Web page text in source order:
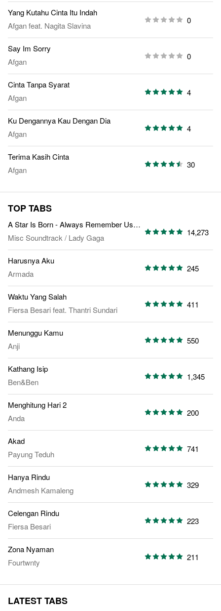
Yang Kutahu Cinta Itu Indah
Afganfeat. Nagita Slavina
0
Say Im Sorry
Afgan
0
Cinta Tanpa Syarat
Afgan
4
Ku Dengannya Kau Dengan Dia
Afgan
4
Terima Kasih Cinta
Afgan
30
TOP TABS
A Star Is Born - Always Remember Us This Way
Misc Soundtrack/ Lady Gaga
14,273
Harusnya Aku
Armada
245
Waktu Yang Salah
Fiersa Besarifeat. Thantri Sundari
411
Menunggu Kamu
Anji
550
Kathang Isip
Ben&Ben
1,345
Menghitung Hari 2
Anda
200
Akad
Payung Teduh
741
Hanya Rindu
Andmesh Kamaleng
329
Celengan Rindu
Fiersa Besari
223
Zona Nyaman
Fourtwnty
211
LATEST TABS